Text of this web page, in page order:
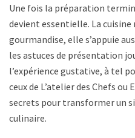
Une fois la préparation
devient essentielle. La
gourmandise, elle s’appuie
les astuces de présentation
l’expérience gustative, à tel
ceux de L’atelier des Chefs
secrets pour transformer un
culinaire.